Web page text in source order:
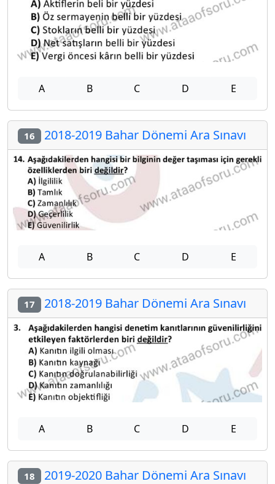
A B C D E
16 2018-2019 Bahar Dönemi Ara Sınavı
A B C D E
17 2018-2019 Bahar Dönemi Ara Sınavı
A B C D E
18 2019-2020 Bahar Dönemi Ara Sınavı